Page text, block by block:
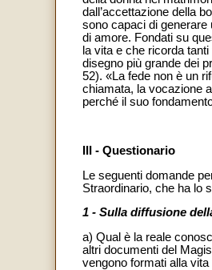
dall’accettazione della
sono capaci di generare
di amore. Fondati su
la vita e che ricorda
disegno più grande dei
52). «La fede non è un
chiamata, la vocazione
perché il suo
III - Questionario
Le seguenti domande
Straordinario, che ha lo
1 - Sulla diffusione
a) Qual è la reale
altri documenti del
vengono formati alla